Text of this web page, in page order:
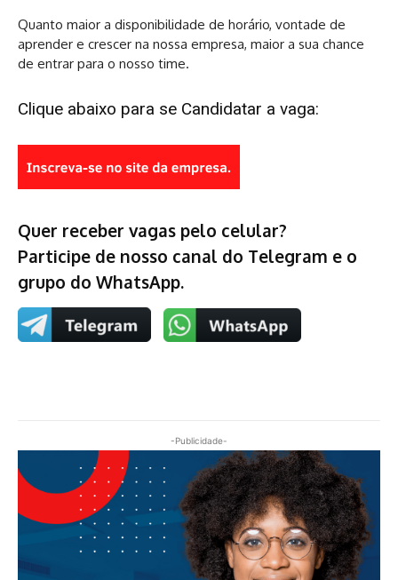
Quanto maior a disponibilidade de horário, vontade de
aprender e crescer na nossa empresa, maior a sua chance
de entrar para o nosso time.
Clique abaixo para se Candidatar a vaga:
Quer receber vagas pelo celular?
Participe de nosso canal do Telegram e o
grupo do WhatsApp.
-Publicidade-